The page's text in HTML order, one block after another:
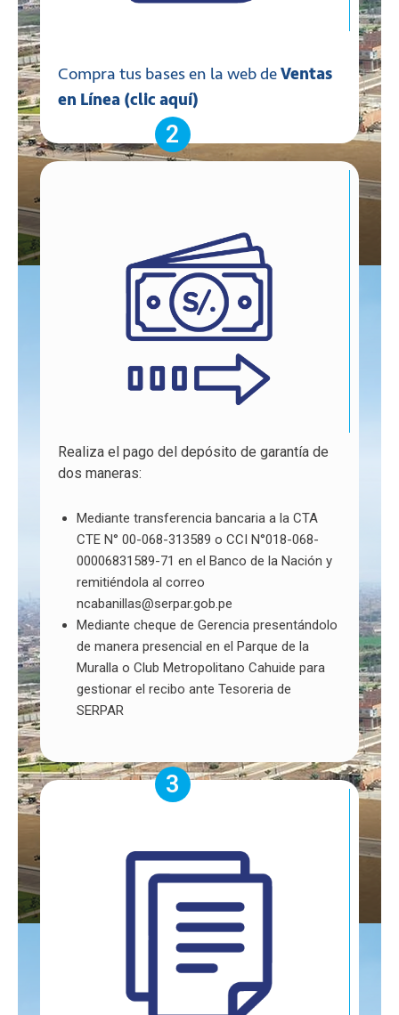
Compra tus bases en la web deVentas
en Línea (clic aquí)
2
Realiza el pago del depósito de garantía de
dos maneras:
Mediante transferencia bancaria a la CTA
CTE N° 00-068-313589 o CCI N°018-068-
00006831589-71 en el Banco de la Nación y
remitiéndola al correo
ncabanillas@serpar.gob.pe
Mediante cheque de Gerencia presentándolo
de manera presencial en el Parque de la
Muralla o Club Metropolitano Cahuide para
gestionar el recibo ante Tesoreria de
SERPAR
3